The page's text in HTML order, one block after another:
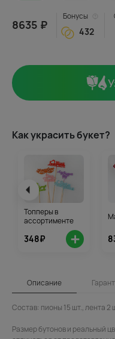
8635 ₽
Бонусы
432
Как украсить букет?
Топперы в
ассортименте
348₽ +
Описание
Состав: пионы 15 шт., лента 2
Размер бутонов и реальный